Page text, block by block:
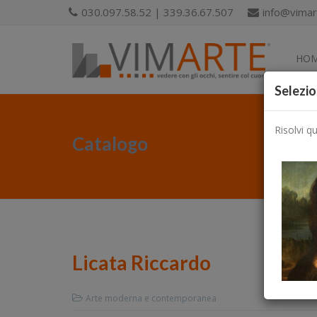
030.097.58.52 | 339.36.67.507
Catalogo
Licata Riccardo
Arte moderna e contemporanea
Risolvi